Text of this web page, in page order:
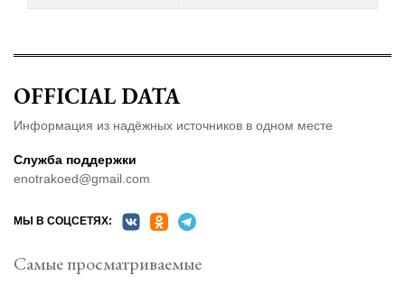
OFFICIAL DATA
Информация из надёжных источников в одном месте
Служба поддержки
enotrakoed@gmail.com
МЫ В СОЦСЕТЯХ:
Самые просматриваемые